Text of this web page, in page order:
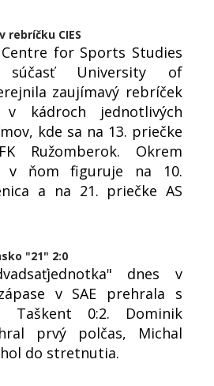
rebríčku CIES
for Sports Studies
súčasť University of
zaujímavý rebríček
v kádroch jednotlivých
kde sa na 13. priečke
Ružomberok. Okrem
v ňom figuruje na 10.
a na 21. priečke AS
"21" 2:0
dnes v
v SAE prehrala s
Taškent 0:2. Dominik
prvý polčas, Michal
do stretnutia.